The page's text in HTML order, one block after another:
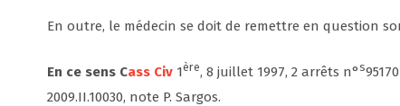
En outre, le médecin se doit de remettre en question
En ce sens Cass Civ 1ère, 8 juillet 1997, 2 arrêts n° s
2009.II.10030, note P. Sargos.